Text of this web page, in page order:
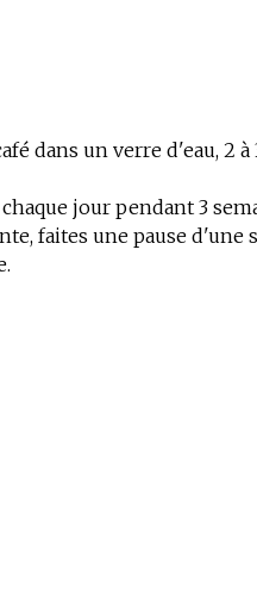
dans un verre d'eau, 2
jour pendant 3
faites une pause d'une